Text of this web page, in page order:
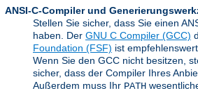
ANSI-C-Compiler und
Stellen Sie sicher, dass Sie einen
haben. Der GNU C Compiler (GCC)
Foundation (FSF) ist
Wenn Sie den GCC nicht besitzen,
sicher, dass der Compiler Ihres
Außerdem muss Ihr PATH